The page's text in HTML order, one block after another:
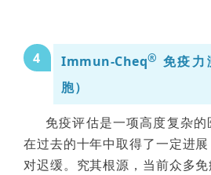
4 Immun-Cheq® 免疫力
胞）
免疫评估是一项高度复杂
在过去的十年中取得了一定进
对迟缓。究其根源，当前众多